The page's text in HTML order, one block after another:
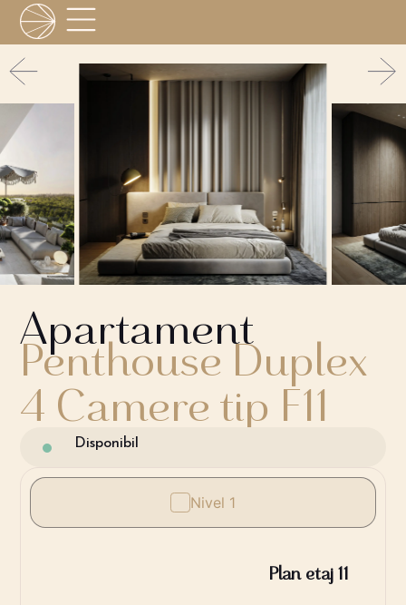
Apartament
Penthouse Duplex
4 Camere tip F11
Disponibil
Nivel 1
Plan etaj 11